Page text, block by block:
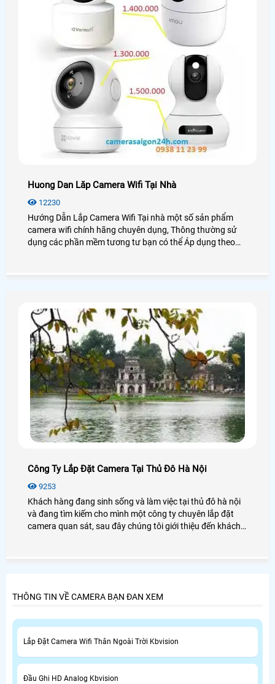
Huong Dan Lăp Camera Wifi Tại Nhà
12230
Hướng Dẫn Lắp Camera Wifi Tại nhà một số sản phẩm
camera wifi chính hãng chuyên dụng, Thông thường sử
dụng các phần mềm tương tư bạn có thể Áp dụng theo
Ebitcam, Camera wifi Ezviz và camera wifi Imous
Công Ty Lắp Đặt Camera Tại Thủ Đô Hà Nội
9253
Khách hàng đang sinh sống và làm việc tại thủ đô hà nội
và đang tìm kiếm cho mình một công ty chuyên lắp đặt
camera quan sát, sau đây chúng tôi giới thiệu đến khách
THÔNG TIN VỀ CAMERA BẠN ĐAN XEM
Lắp Đặt Camera Wifi Thân Ngoài Trời Kbvision
Đầu Ghi HD Analog Kbvision